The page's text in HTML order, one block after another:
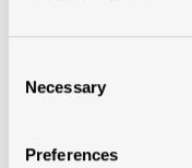
Selection
Necessary
Preferences